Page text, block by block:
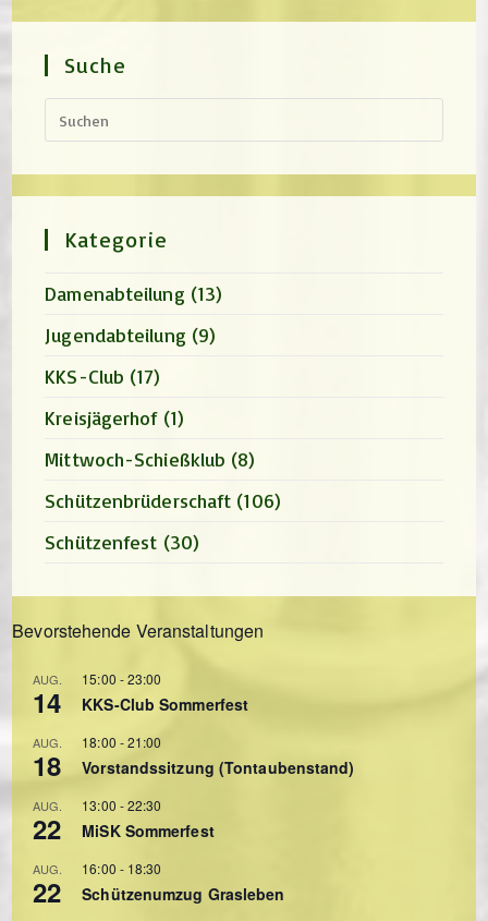
Suche
Kategorie
Damenabteilung (13)
Jugendabteilung (9)
KKS-Club (17)
Kreisjägerhof (1)
Mittwoch-Schießklub (8)
Schützenbrüderschaft (106)
Schützenfest (30)
Bevorstehende Veranstaltungen
AUG.
14
15:00 -23:00
KKS-Club Sommerfest
AUG.
18
18:00 -21:00
Vorstandssitzung (Tontaubenstand)
AUG.
22
13:00 -22:30
MiSK Sommerfest
AUG.
22
16:00 - 18:30
Schützenumzug Grasleben